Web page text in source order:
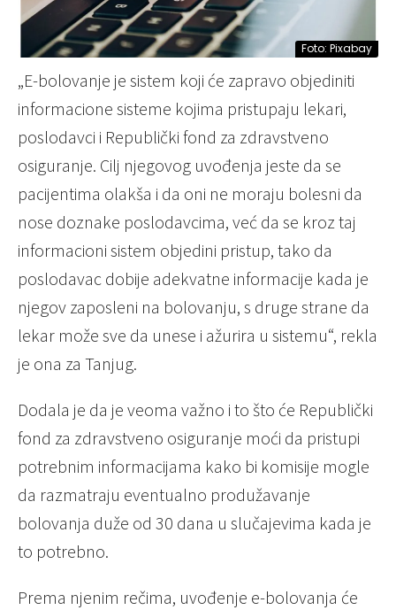
Foto: Pixabay
„E-bolovanje je sistem koji će zapravo objediniti
informacione sisteme kojima pristupaju lekari,
poslodavci i Republički fond za zdravstveno
osiguranje. Cilj njegovog uvođenja jeste da se
pacijentima olakša i da oni ne moraju bolesni da
nose doznake poslodavcima, već da se kroz taj
informacioni sistem objedini pristup, tako da
poslodavac dobije adekvatne informacije kada je
njegov zaposleni na bolovanju, s druge strane da
lekar može sve da unese i ažurira u sistemu“, rekla
je ona za Tanjug.
Dodala je da je veoma važno i to što će Republički
fond za zdravstveno osiguranje moći da pristupi
potrebnim informacijama kako bi komisije mogle
da razmatraju eventualno produžavanje
bolovanja duže od 30 dana u slučajevima kada je
to potrebno.
Prema njenim rečima, uvođenje e-bolovanja će